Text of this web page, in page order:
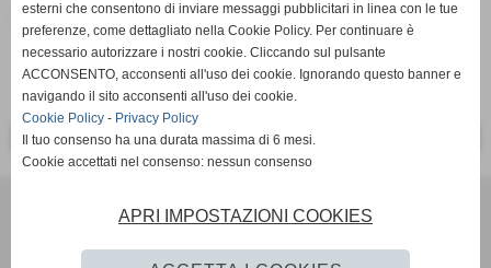
Fonte:Ufficio stampa
<< PRECEDENTE
Via Amedeo Modigliani 18 - Pozzuoli (Napoli)
P.I. 07784580636 C.F 96012290639
esterni che consentono di inviare messaggi pubblicitari in linea con le tue
preferenze, come dettagliato nella Cookie Policy. Per continuare è
necessario autorizzare i nostri cookie. Cliccando sul pulsante
ACCONSENTO, acconsenti all'uso dei cookie. Ignorando questo banner e
navigando il sito acconsenti all'uso dei cookie.
Cookie Policy - Privacy Policy
Il tuo consenso ha una durata massima di 6 mesi.
Cookie accettati nel consenso: nessun consenso
APRI IMPOSTAZIONI COOKIES